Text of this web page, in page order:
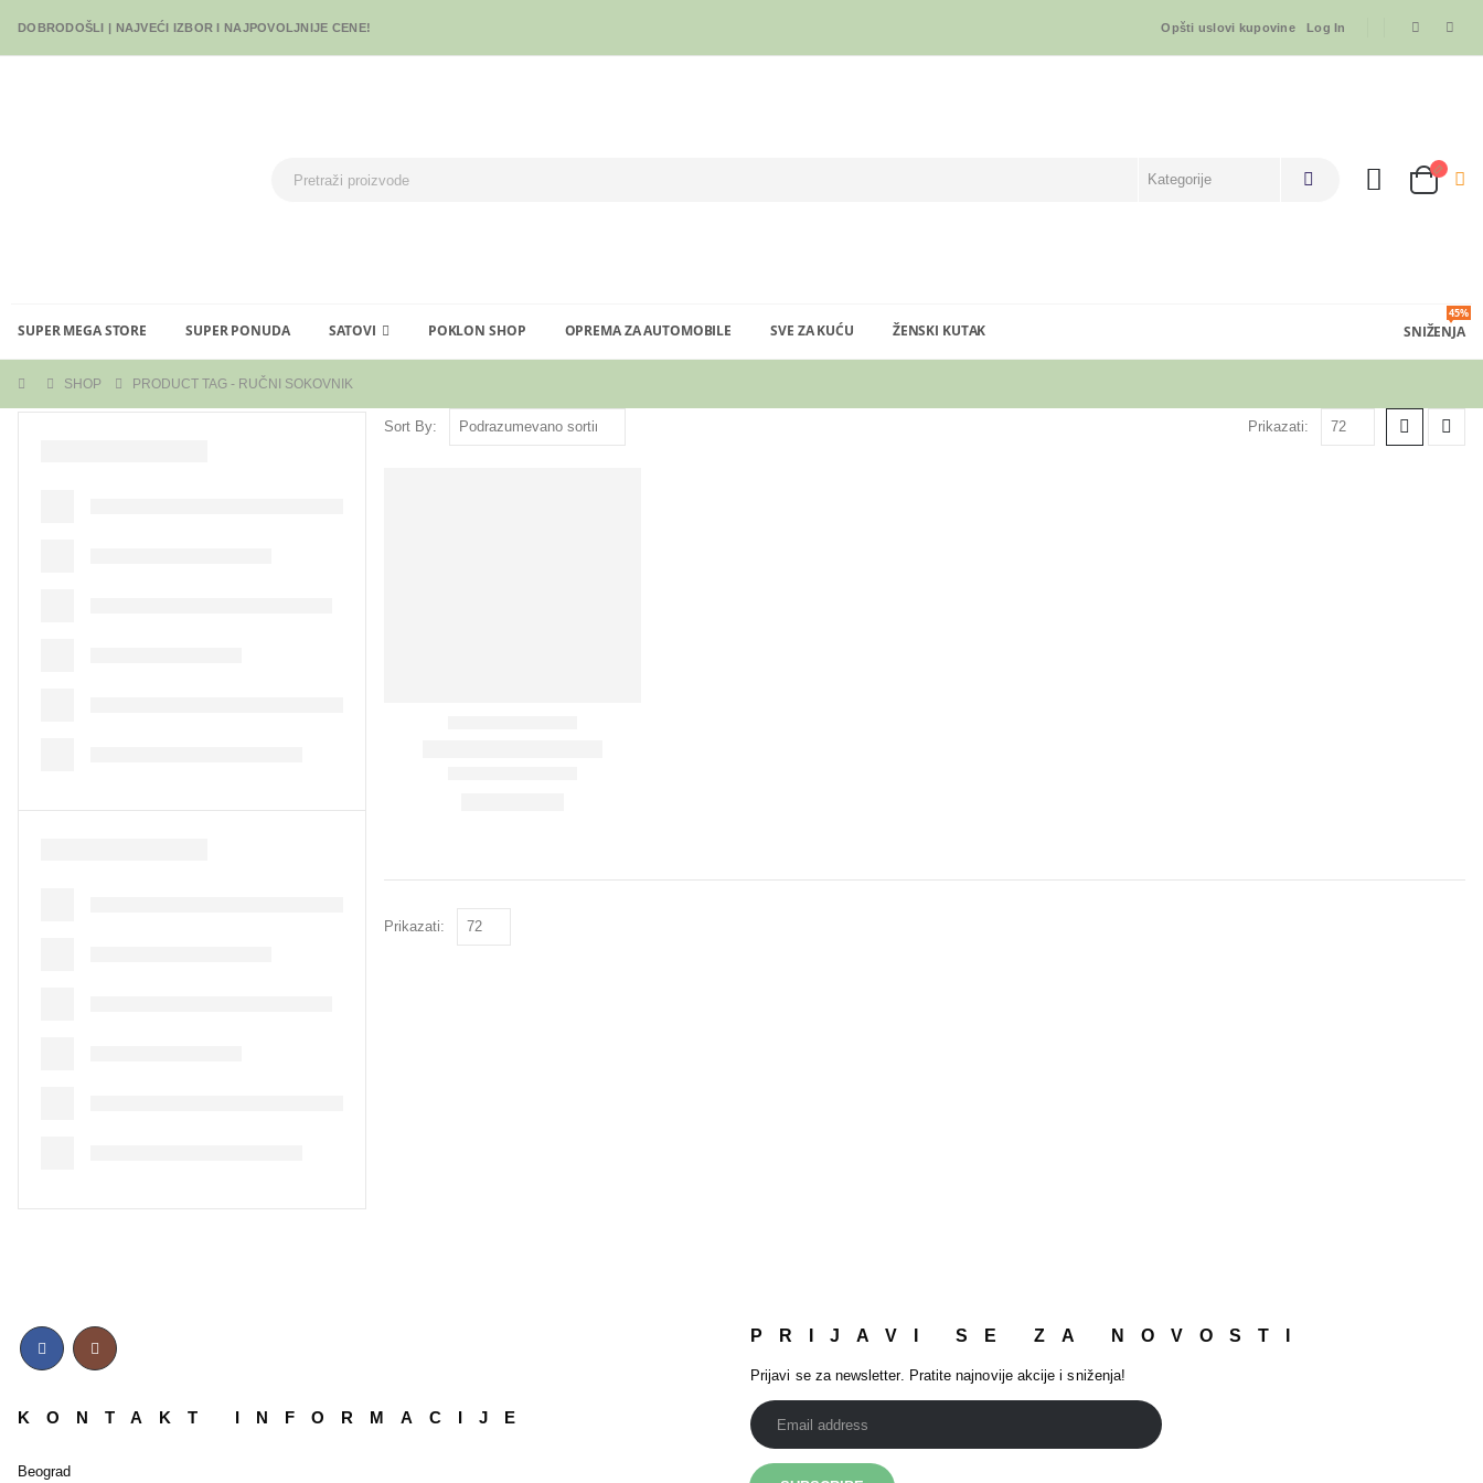
DOBRODOŠLI | NAJVEĆI IZBOR I NAJPOVOLJNIJE CENE! Opšti uslovi kupovine Log In
SUPER MEGA STORE SUPER PONUDA SATOVI POKLON SHOP OPREMA ZA AUTOMOBILE SVE ZA KUĆU ŽENSKI KUTAK SNIŽENJA
45%
SHOP PRODUCT TAG - RUČNI SOKOVNIK
Sort By: Prikazati:
Prikazati:
KONTAKT INFORMACIJE
Beograd
PRIJAVI SE ZA NOVOSTI
Prijavi se za newsletter. Pratite najnovije akcije i sniženja!